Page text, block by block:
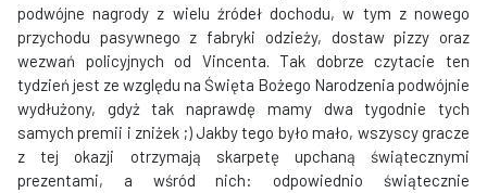
podwójne nagrody z wielu źródeł dochodu, w tym z nowego
przychodu pasywnego z fabryki odzieży, dostaw pizzy oraz
wezwań policyjnych od Vincenta. Tak dobrze czytacie ten
tydzień jest ze względu na Święta Bożego Narodzenia podwójnie
wydłużony, gdyż tak naprawdę mamy dwa tygodnie tych
samych premii i zniżek ;) Jakby tego było mało, wszyscy gracze
z tej okazji otrzymają skarpetę upchaną świątecznymi
prezentami, a wśród nich: odpowiednio świątecznie